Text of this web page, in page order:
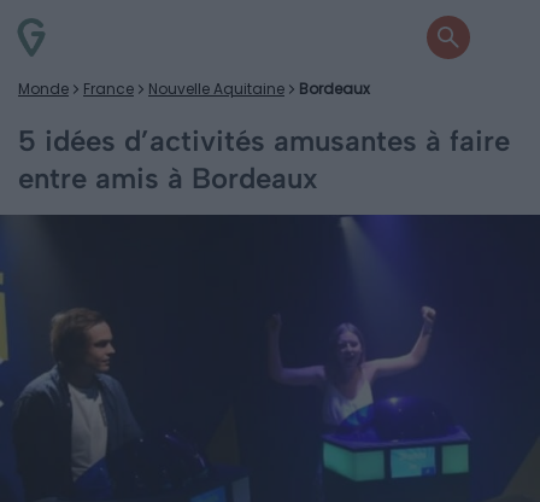
Monde France Nouvelle Aquitaine Bordeaux
5 idées d’activités amusantes à faire
entre amis à Bordeaux